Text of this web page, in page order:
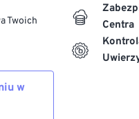
Twoich
w
Centra